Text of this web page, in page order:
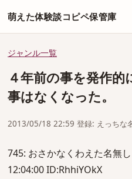
萌えた体験談コピペ保管庫
ジャンル一覧
４年前の事を発作
事はなくなった。
2013/05/18 22:59 登録: えっちな
745: おさかなくわえた名無
12:04:00 ID:RhhiYOkX